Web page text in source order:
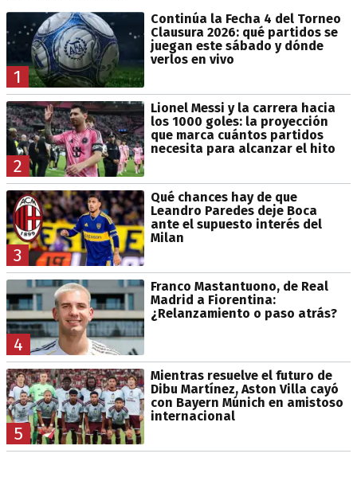
1
Continúa la Fecha 4 del Torneo
Clausura 2026: qué partidos se
juegan este sábado y dónde
verlos en vivo
2
Lionel Messi y la carrera hacia
los 1000 goles: la proyección
que marca cuántos partidos
necesita para alcanzar el hito
3
Qué chances hay de que
Leandro Paredes deje Boca
ante el supuesto interés del
Milan
4
Franco Mastantuono, de Real
Madrid a Fiorentina:
¿Relanzamiento o paso atrás?
5
Mientras resuelve el futuro de
Dibu Martínez, Aston Villa cayó
con Bayern Múnich en amistoso
internacional